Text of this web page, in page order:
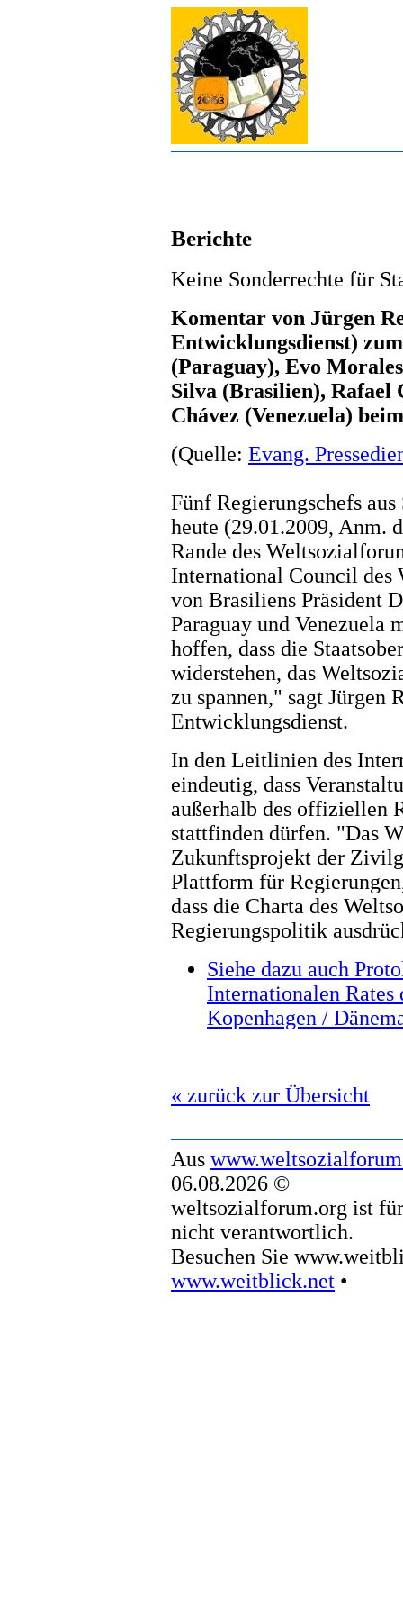
Berichte
Keine Sonderrechte für
Komentar von Jürgen
Entwicklungsdienst)
(Paraguay), Evo
Silva (Brasilien), Rafael
Chávez (Venezuela)
(Quelle: Evang.
Fünf Regierungschefs
heute (29.01.2009, Anm.
Rande des
International Council des
von Brasiliens Präsident
Paraguay und Venezuela
hoffen, dass die
widerstehen, das
zu spannen," sagt Jürgen
Entwicklungsdienst.
In den Leitlinien des
eindeutig, dass
außerhalb des offiziellen
stattfinden dürfen. "Das
Zukunftsprojekt der
Plattform für
dass die Charta des
Regierungspolitik
Siehe dazu auch
Internationalen Rates
Kopenhagen /
« zurück zur Übersicht
Aus
06.08.2026 ©
weltsozialforum.org ist
nicht verantwortlich.
Besuchen Sie
www.weitblick.net •